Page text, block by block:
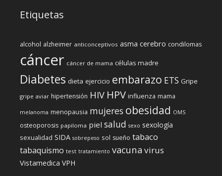
Etiquetas
alcohol alzheimer anticonceptivos asma cerebro condilomas
cáncer cáncer de mama células madre
Diabetes dieta ejercicio embarazo ETS Gripe
gripe aviar hipertensión HIV HPV influenza mama
melanoma menopausia mujeres obesidad OMS
osteoporosis papiloma piel salud sexo sexología
sexualidad SIDA sobrepeso sol sueño tabaco
tabaquismo test tratamiento vacuna virus
Vistamedica VPH